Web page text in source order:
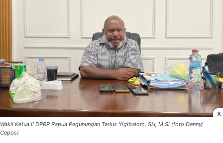
X
Wakil Ketua II DPRP Papua Pegunungan Terius Yigibalom, SH, M.Si (foto:Denny/
Cepos)